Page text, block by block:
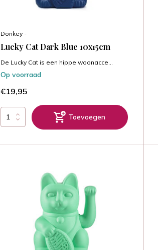
Donkey -
Lucky Cat Dark Blue 10x15cm
De Lucky Cat is een hippe woonacce...
Op voorraad
€19,95
Toevoegen